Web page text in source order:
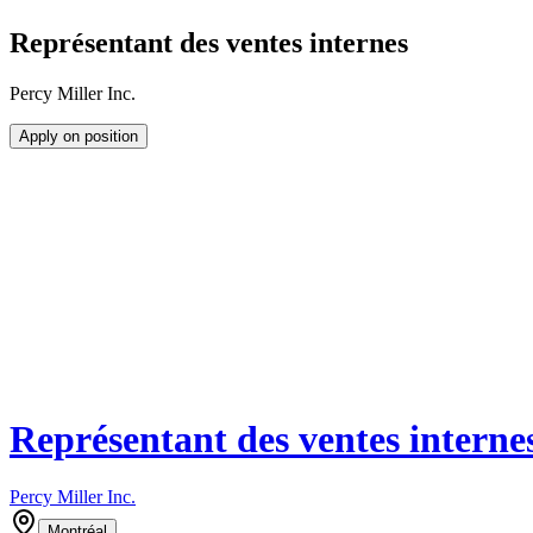
Représentant des ventes internes
Percy Miller Inc.
Apply on position
Représentant des ventes
Percy Miller Inc.